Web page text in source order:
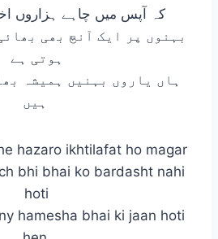
کہ آپس میں چاہے ہزاروں
بہنوں پر ایک آنچ بھی
ہوتی ہے
ہاں یاروں بہنیں ہمیشہ
hazaro ikhtilafat ho magar
bhi bhai ko bardasht nahi
hoti
hamesha bhai ki jaan hoti